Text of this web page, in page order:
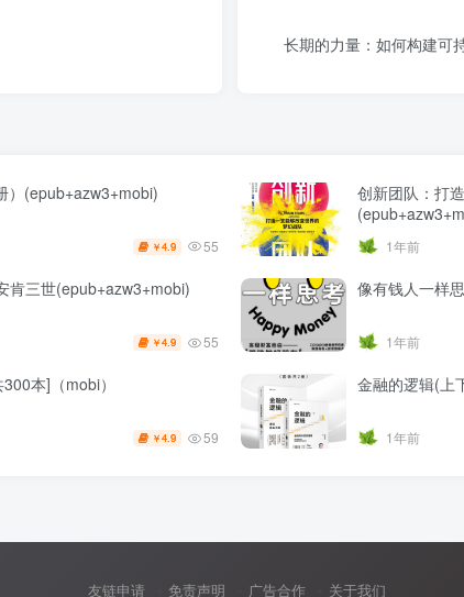
长期的力量：如何构建可
）(epub+azw3+mobi)
￥4.9 55
创新团队：打
1年前
肯三世(epub+azw3+mobi)
￥4.9 55
像有钱人一样
1年前
本]（mobi）
￥4.9 59
金融的逻辑(上
1年前
友链申请 免责声明 广告合作 关于我们